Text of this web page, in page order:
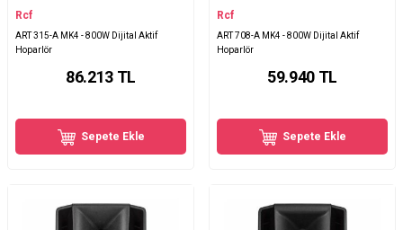
Rcf
ART 315-A MK4 - 800W Dijital Aktif
Hoparlör
86.213TL
Sepete Ekle
Rcf
ART 708-A MK4 - 800W Dijital Aktif
Hoparlör
59.940TL
Sepete Ekle